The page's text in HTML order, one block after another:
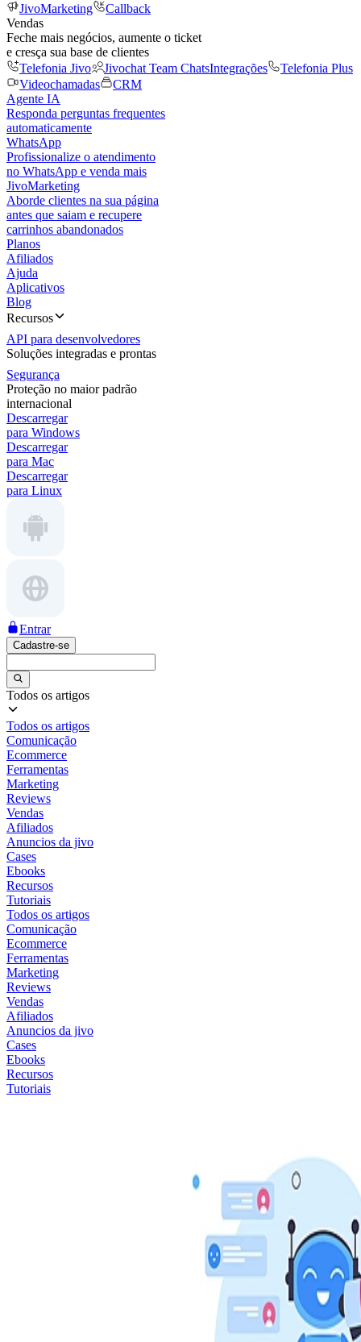
JivoMarketing
Callback
Vendas
Feche mais negócios, aumente o ticket
e cresça sua base de clientes
Telefonia Jivo
Jivochat Team ChatsIntegrações
Telefonia Plus
Videochamadas
CRM
Agente IA
Responda perguntas frequentes
automaticamente
WhatsApp
Profissionalize o atendimento
no WhatsApp e venda mais
JivoMarketing
Aborde clientes na sua página
antes que saiam e recupere
carrinhos abandonados
Planos
Afiliados
Ajuda
Aplicativos
Blog
Recursos
API para desenvolvedores
Soluções integradas e prontas
Segurança
Proteção no maior padrão
internacional
Descarregar
para Windows
Descarregar
para Mac
Descarregar
para Linux
Entrar
Cadastre-se
Todos os artigos
Todos os artigos
Comunicação
Ecommerce
Ferramentas
Marketing
Reviews
Vendas
Afiliados
Anuncios da jivo
Cases
Ebooks
Recursos
Tutoriais
Todos os artigos
Comunicação
Ecommerce
Ferramentas
Marketing
Reviews
Vendas
Afiliados
Anuncios da jivo
Cases
Ebooks
Recursos
Tutoriais